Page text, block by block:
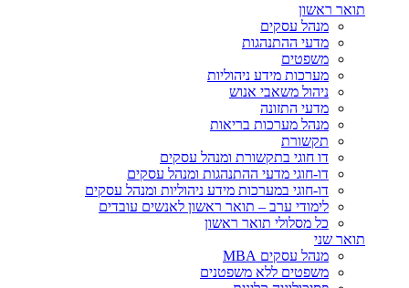
תואר ראשון
מנהל עסקים
מדעי ההתנהגות
משפטים
מערכות מידע ניהוליות
ניהול משאבי אנוש
מדעי התזונה
מנהל מערכות בריאות
תקשורת
דו חוגי בתקשורת ומנהל עסקים
דו-חוגי מדעי ההתנהגות ומנהל עסקים
דו-חוגי במערכות מידע ניהוליות ומנהל עסקים
לימודי ערב – תואר ראשון לאנשים עובדים
כל מסלולי תואר ראשון
תואר שני
מנהל עסקים MBA
משפטים ללא משפטנים